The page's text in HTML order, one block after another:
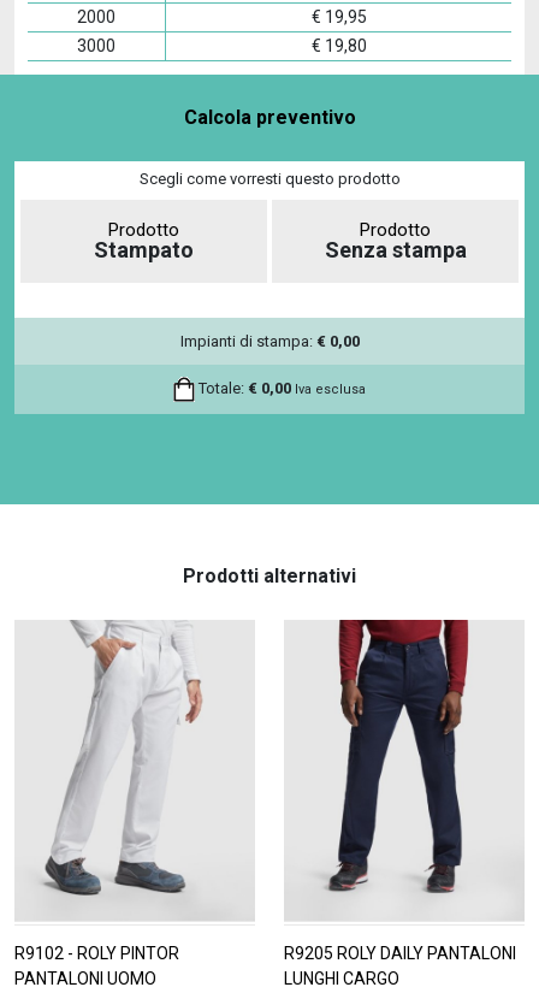
2000 € 19,95
3000
€ 19,80
Calcola preventivo
Scegli come vorresti questo prodotto
Prodotto
Stampato
Prodotto
Senza stampa
Impianti di stampa: € 0,00
Totale: € 0,00 Iva esclusa
Prodotti alternativi
R9102 - ROLY PINTOR
PANTALONI UOMO
R9205 ROLY DAILY PANTALONI
LUNGHI CARGO